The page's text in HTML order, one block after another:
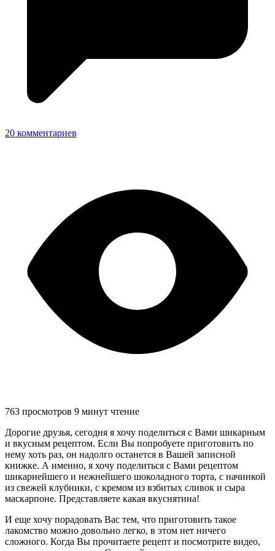
20 комментариев
763 просмотров 9 минут чтение
Дорогие друзья, сегодня я хочу поделиться с Вами шикарным
и вкусным рецептом. Если Вы попробуете приготовить по
нему хоть раз, он надолго останется в Вашей записной
книжке. А именно, я хочу поделиться с Вами рецептом
шикарнейшего и нежнейшего шоколадного торта, с начинкой
из свежей клубники, с кремом из взбитых сливок и сыра
маскарпоне. Представляете какая вкуснятина!
И еще хочу порадовать Вас тем, что приготовить такое
лакомство можно довольно легко, в этом нет ничего
сложного. Когда Вы прочитаете рецепт и посмотрите видео,